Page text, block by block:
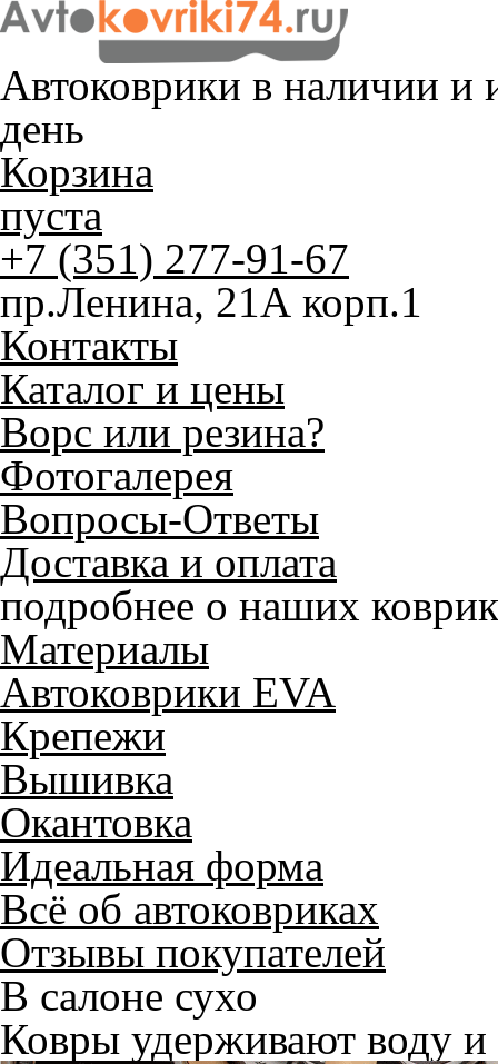
Автоковрики в наличии и
день
Корзина
пуста
+7 (351) 277-91-67
пр.Ленина, 21А корп.1
Контакты
Каталог и цены
Ворс или резина?
Фотогалерея
Вопросы-Ответы
Доставка и оплата
подробнее о наших
Материалы
Автоковрики EVA
Крепежи
Вышивка
Окантовка
Идеальная форма
Всё об автоковриках
Отзывы покупателей
В салоне сухо
Ковры удерживают воду и